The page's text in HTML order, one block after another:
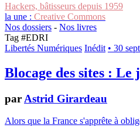
Hackers, bâtisseurs depuis 1959
la une : Creative Commons
Nos dossiers - Nos livres
Tag #EDRI
Libertés Numériques Inédit • 30
Blocage des sites :
par Astrid Girardeau
Alors que la France s'apprête à